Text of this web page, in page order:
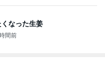
なった生姜
間前